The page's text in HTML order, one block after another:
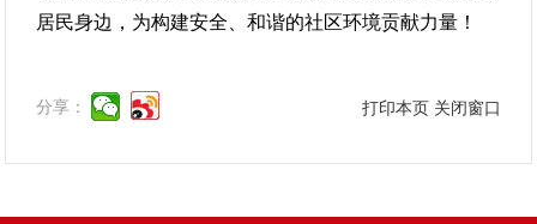
居民身边，为构建安全、和谐的社区环境贡献力量！
分享： 打印本页 关闭窗口